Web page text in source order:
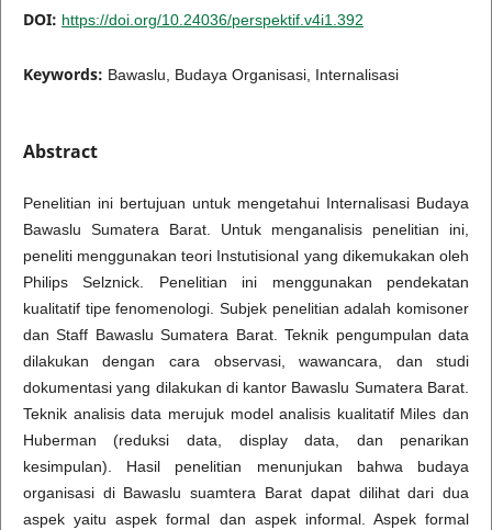
DOI: https://doi.org/10.24036/perspektif.v4i1.392
Keywords: Bawaslu, Budaya Organisasi, Internalisasi
Abstract
Penelitian ini bertujuan untuk mengetahui Internalisasi Budaya
Bawaslu Sumatera Barat. Untuk menganalisis penelitian ini,
peneliti menggunakan teori Instutisional yang dikemukakan oleh
Philips Selznick. Penelitian ini menggunakan pendekatan
kualitatif tipe fenomenologi. Subjek penelitian adalah komisoner
dan Staff Bawaslu Sumatera Barat. Teknik pengumpulan data
dilakukan dengan cara observasi, wawancara, dan studi
dokumentasi yang dilakukan di kantor Bawaslu Sumatera Barat.
Teknik analisis data merujuk model analisis kualitatif Miles dan
Huberman (reduksi data, display data, dan penarikan
kesimpulan). Hasil penelitian menunjukan bahwa budaya
organisasi di Bawaslu suamtera Barat dapat dilihat dari dua
aspek yaitu aspek formal dan aspek informal. Aspek formal